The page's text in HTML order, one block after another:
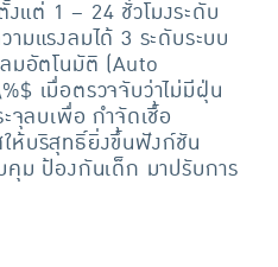
งแต่ 1 – 24 ชั่วโมงระดับ
มแรงลมได้ 3 ระดับระบบ
มอัตโนมัติ (Auto
เมื่อตรวจจับว่าไม่มีฝุ่น
ลบเพื่อ กำจัดเชื้อ
ห้บริสุทธิ์ยิ่งขึ้นฟังก์ชัน
ม ป้องกันเด็ก มาปรับการ